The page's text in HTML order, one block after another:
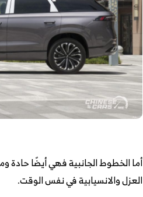
أما الخطوط الجانبية فهي أيضًا حادة
العزل والانسيابية في نفس الوقت.